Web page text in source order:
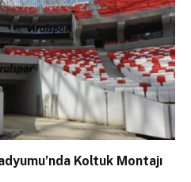
Koltuk Montajı